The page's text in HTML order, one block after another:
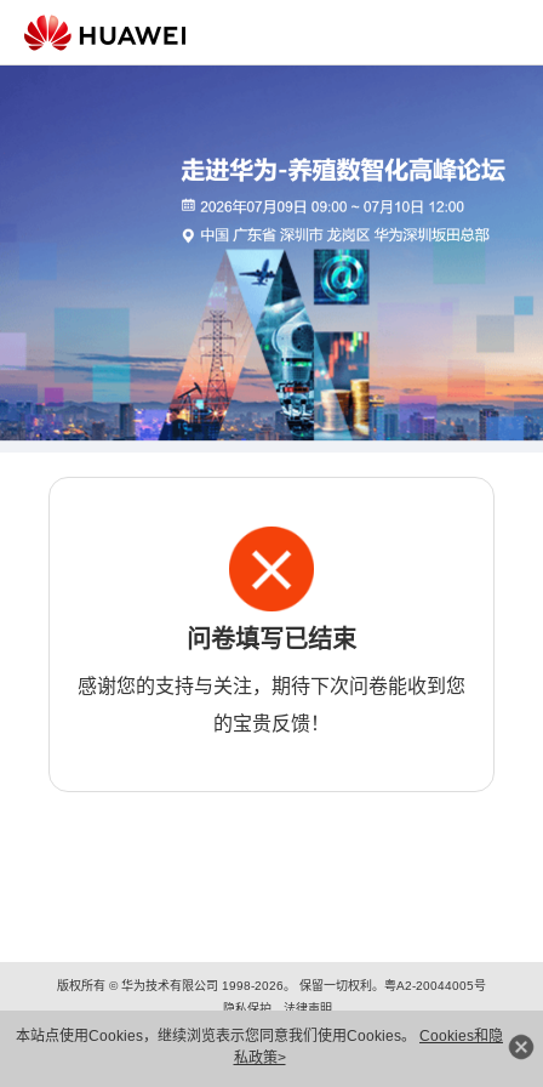
本站点使用Cookies，继续浏览表示您同意我们使用Cookies。 Cookies和隐
私政策>
问卷填写已结束
感谢您的支持与关注，期待下次问卷能收到您
的宝贵反馈！
版权所有 © 华为技术有限公司 1998-2026。 保留一切权利。粤A2-20044005号
隐私保护
法律声明